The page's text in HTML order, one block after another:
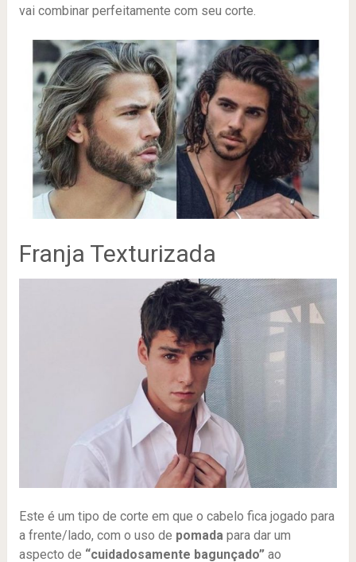
vai combinar perfeitamente com seu corte.
Franja Texturizada
Este é um tipo de corte em que o cabelo fica jogado para
a frente/lado, com o uso de pomada para dar um
aspecto de “cuidadosamente bagunçado”ao